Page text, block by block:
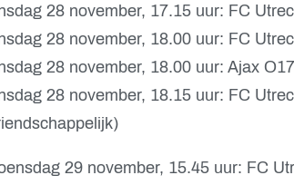
28 november, 17.15 uur: FC
28 november, 18.00 uur: FC
28 november, 18.00 uur: Ajax
28 november, 18.15 uur: FC
29 november, 15.45 uur: FC